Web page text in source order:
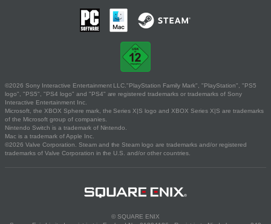
©2026 Sony Interactive Entertainment LLC."PlayStation Family Mark", "PlayStation", "PS5
logo", "PS5", "PS4 logo" and "PS4" are registered trademarks or trademarks of Sony
Interactive Entertainment Inc.
Microsoft, the XBOX Sphere mark, the Series X|S logo and XBOX Series X|S are trademarks
of the Microsoft group of companies.
Nintendo Switch is a trademark of Nintendo.
Mac is a trademark of Apple Inc.
©2026 Valve Corporation. Steam and the Steam logo are trademarks and/or registered
trademarks of Valve Corporation in the U.S. and/or other countries.
© SQUARE ENIX